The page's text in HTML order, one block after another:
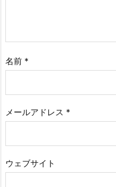
名前 *
メールアドレス *
ウェブサイト